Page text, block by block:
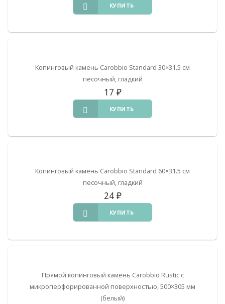
КУПИТЬ
Копинговый камень Carobbio Standard 30×31.5 см
песочный, гладкий
17 ₽
КУПИТЬ
Копинговый камень Carobbio Standard 60×31.5 см
песочный, гладкий
24 ₽
КУПИТЬ
Прямой копинговый камень Carobbio Rustic с
микроперфорированной поверхностью, 500×305 мм
(белый)